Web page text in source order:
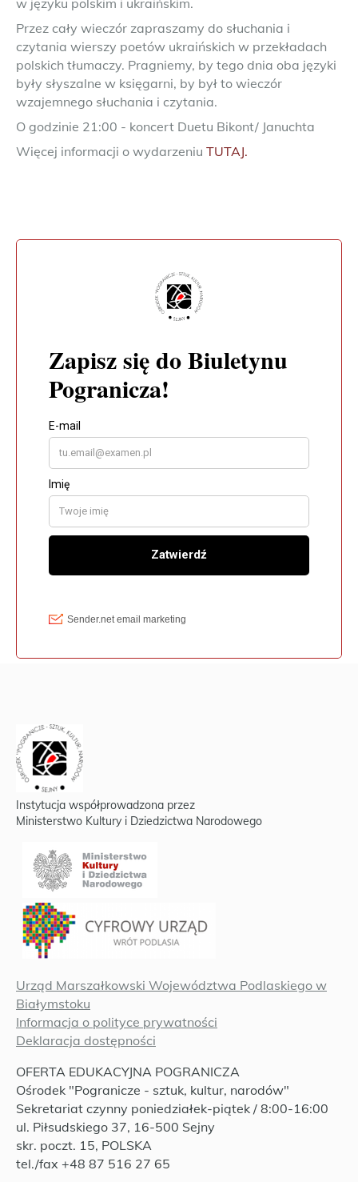
w języku polskim i ukraińskim.
Przez cały wieczór zapraszamy do słuchania i
czytania wierszy poetów ukraińskich w przekładach
polskich tłumaczy. Pragniemy, by tego dnia oba języki
były słyszalne w księgarni, by był to wieczór
wzajemnego słuchania i czytania.
O godzinie 21:00 - koncert Duetu Bikont/ Januchta
Więcej informacji o wydarzeniu TUTAJ.
Instytucja współprowadzona przez
Ministerstwo Kultury i Dziedzictwa Narodowego
Urząd Marszałkowski Województwa Podlaskiego w
Białymstoku
Informacja o polityce prywatności
Deklaracja dostępności
OFERTA EDUKACYJNA POGRANICZA
Ośrodek "Pogranicze - sztuk, kultur, narodów"
Sekretariat czynny poniedziałek-piątek / 8:00-16:00
ul. Piłsudskiego 37, 16-500 Sejny
skr. poczt. 15, POLSKA
tel./fax +48 87 516 27 65